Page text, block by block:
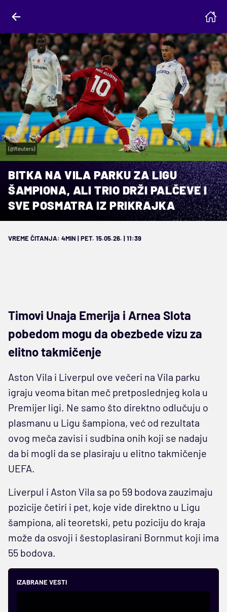
(@Reuters)
BITKA NA VILA PARKU ZA LIGU
ŠAMPIONA, ALI TRIO DRŽI PALČEVE I
SVE POSMATRA IZ PRIKRAJKA
VREME ČITANJA: 4MIN | PET. 15.05.26. | 11:39
Timovi Unaja Emerija i Arnea Slota
pobedom mogu da obezbede vizu za
elitno takmičenje
Aston Vila i Liverpul ove večeri na Vila parku
igraju veoma bitan meč pretposlednjeg kola u
Premijer ligi. Ne samo što direktno odlučuju o
plasmanu u Ligu šampiona, već od rezultata
ovog meča zavisi i sudbina onih koji se nadaju
da bi mogli da se plasiraju u elitno takmičenje
UEFA.
Liverpul i Aston Vila sa po 59 bodova zauzimaju
pozicije četiri i pet, koje vide direktno u Ligu
šampiona, ali teoretski, petu poziciju do kraja
može da osvoji i šestoplasirani Bornmut koji ima
55 bodova.
IZABRANE VESTI